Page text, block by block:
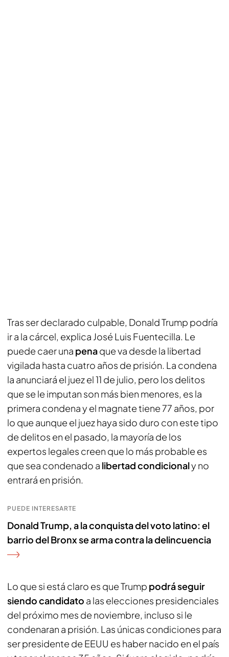
Tras ser declarado culpable, Donald Trump podría
ir a la cárcel, explica José Luis Fuentecilla. Le
puede caer una penaque va desde la libertad
vigilada hasta cuatro años de prisión. La condena
la anunciará el juez el 11 de julio, pero los delitos
que se le imputan son más bien menores, es la
primera condena y el magnate tiene 77 años, por
lo que aunque el juez haya sido duro con este tipo
de delitos en el pasado, la mayoría de los
expertos legales creen que lo más probable es
que sea condenado a libertad condicionaly no
entrará en prisión.
PUEDE INTERESARTE
Donald Trump, a la conquista del voto latino: el
barrio del Bronx se arma contra la delincuencia
Lo que si está claro es que Trump podrá seguir
siendo candidato a las elecciones presidenciales
del próximo mes de noviembre, incluso si le
condenaran a prisión. Las únicas condiciones para
ser presidente de EEUU es haber nacido en el país